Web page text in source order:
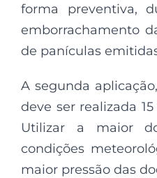
forma preventiva,
emborrachamento
de panículas
A segunda
deve ser realizada
Utilizar a maior
condições
maior pressão das